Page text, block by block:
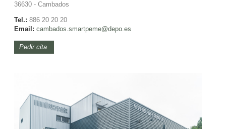
36630 - Cambados
Tel.: 886 20 20 20
Email: cambados.smartpeme@depo.es
Pedir cita